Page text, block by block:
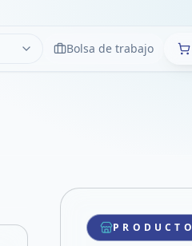
LimpiarBolsa de trabajo
Compartir producto
Compartir por WhatsApp
Compartir por mail
PRODUCTO